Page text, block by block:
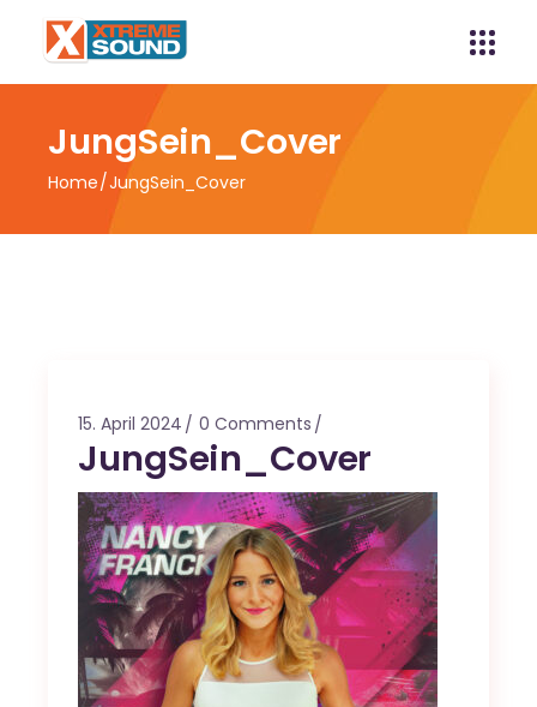
JungSein_Cover
Home JungSein_Cover
15. April 2024 0 Comments
JungSein_Cover